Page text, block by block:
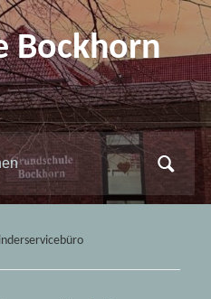
Bockhorn